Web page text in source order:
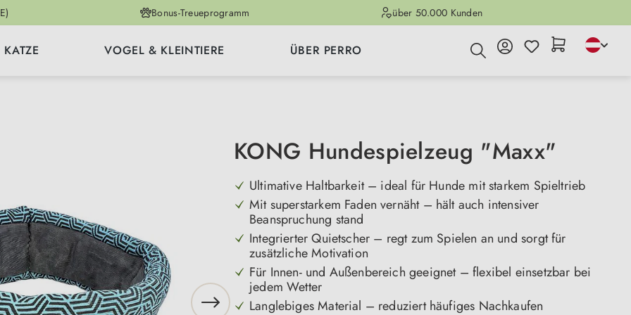
Bonus-Treueprogramm über 50.000 Kunden
KATZE VOGEL & KLEINTIERE ÜBER PERRO
KONG Hundespielzeug "Maxx"
Ultimative Haltbarkeit – ideal für Hunde mit starkem Spieltrieb
Mit superstarkem Faden vernäht – hält auch intensiver
Beanspruchung stand
Integrierter Quietscher – regt zum Spielen an und sorgt für
zusätzliche Motivation
Für Innen- und Außenbereich geeignet – flexibel einsetzbar bei
jedem Wetter
Langlebiges Material – reduziert häufiges Nachkaufen